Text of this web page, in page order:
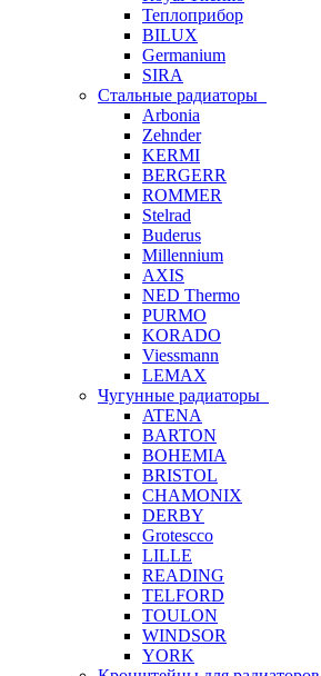
Теплоприбор
BILUX
Germanium
SIRA
Стальные радиаторы
Arbonia
Zehnder
KERMI
BERGERR
ROMMER
Stelrad
Buderus
Millennium
AXIS
NED Thermo
PURMO
KORADO
Viessmann
LEMAX
Чугунные радиаторы
ATENA
BARTON
BOHEMIA
BRISTOL
CHAMONIX
DERBY
Grotescco
LILLE
READING
TELFORD
TOULON
WINDSOR
YORK